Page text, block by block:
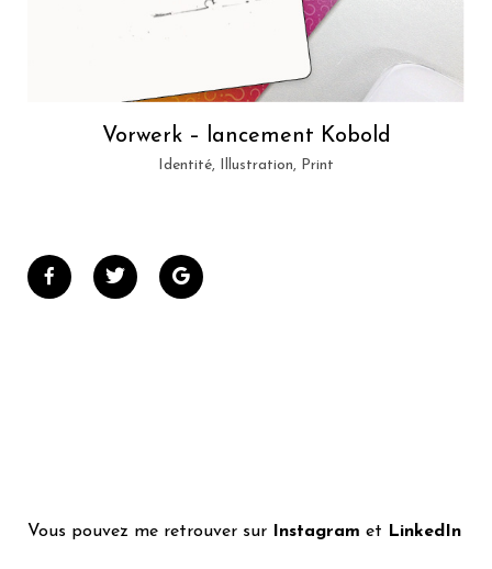
Vorwerk – lancement Kobold
Identité, Illustration, Print
Vous pouvez me retrouver sur Instagram et LinkedIn